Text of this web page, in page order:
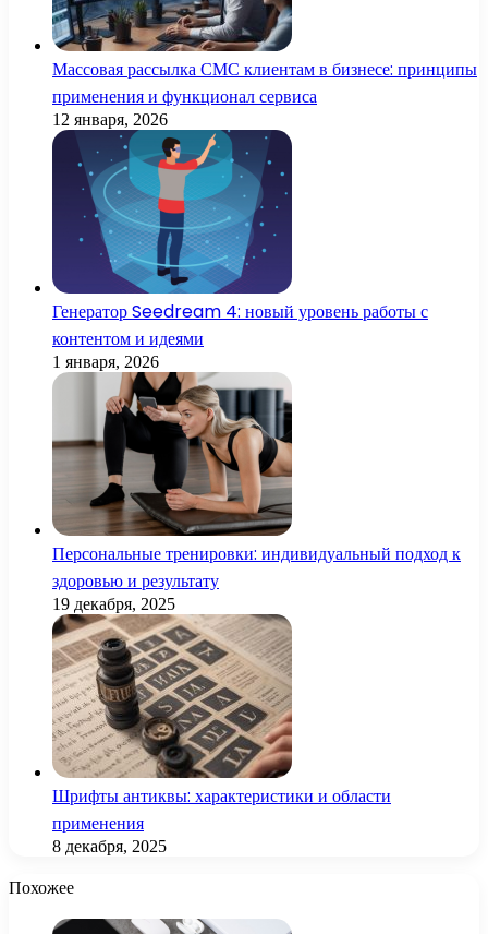
Массовая рассылка СМС клиентам в бизнесе: принципы
применения и функционал сервиса
12 января, 2026
Генератор Seedream 4: новый уровень работы с
контентом и идеями
1 января, 2026
Персональные тренировки: индивидуальный подход к
здоровью и результату
19 декабря, 2025
Шрифты антиквы: характеристики и области
применения
8 декабря, 2025
Похожее